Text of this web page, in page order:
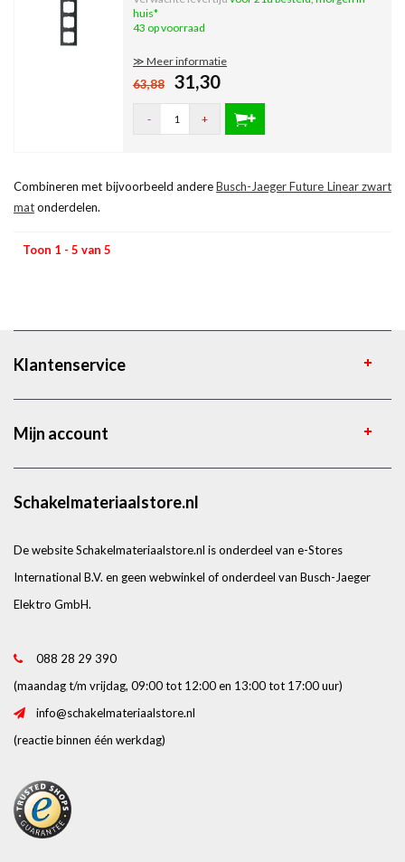
huis*
43 op voorraad
≫ Meer informatie
63,88 31,30
- +
Combineren met bijvoorbeeld andereBusch-Jaeger Future Linear zwart
matonderdelen.
Toon 1 - 5 van 5
Klantenservice
Mijn account
Schakelmateriaalstore.nl
De website Schakelmateriaalstore.nl is onderdeel van e-Stores
International B.V. en geen webwinkel of onderdeel van Busch-Jaeger
Elektro GmbH.
088 28 29 390
(maandag t/m vrijdag, 09:00 tot 12:00 en 13:00 tot 17:00 uur)
info@schakelmateriaalstore.nl
(reactie binnen één werkdag)